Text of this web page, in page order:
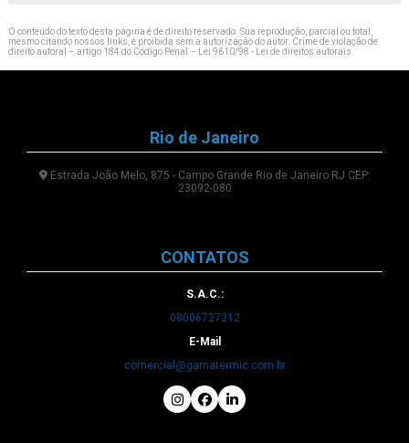
O conteúdo do texto desta página é de direito reservado. Sua reprodução, parcial ou total,
mesmo citando nossos links, é proibida sem a autorização do autor. Crime de violação de
direito autoral – artigo 184 do Código Penal –
Lei 9610/98 - Lei de direitos autorais
Rio de Janeiro
Estrada João Melo, 875 - Campo Grande Rio de Janeiro RJ CEP:
23092-080
CONTATOS
S.A.C.:
08006727212
E-Mail
comercial@gamatermic.com.br